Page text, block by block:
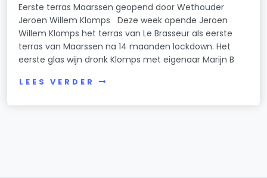
Eerste terras Maarssen geopend door Wethouder
Jeroen Willem Klomps Deze week opende Jeroen
Willem Klomps het terras van Le Brasseur als eerste
terras van Maarssen na 14 maanden lockdown. Het
eerste glas wijn dronk Klomps met eigenaar Marijn B
LEES VERDER